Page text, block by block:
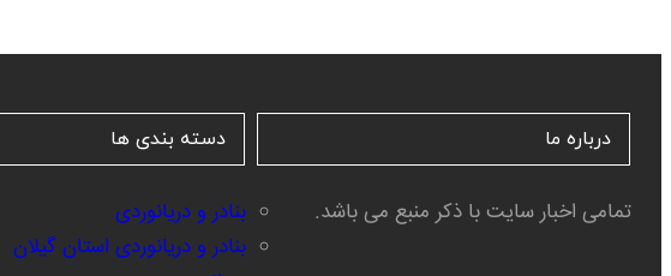
درباره ما
تمامی اخبار سایت با ذکر منبع می باشد.
دسته بندی ها
بنادر و دریانوردی
بنادر و دریانوردی استان گیلان